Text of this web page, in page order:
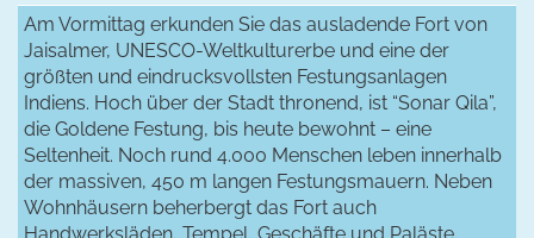
Am Vormittag erkunden Sie das ausladende Fort von
Jaisalmer, UNESCO-Weltkulturerbe und eine der
größten und eindrucksvollsten Festungsanlagen
Indiens. Hoch über der Stadt thronend, ist “Sonar Qila”,
die Goldene Festung, bis heute bewohnt – eine
Seltenheit. Noch rund 4.000 Menschen leben innerhalb
der massiven, 450 m langen Festungsmauern. Neben
Wohnhäusern beherbergt das Fort auch